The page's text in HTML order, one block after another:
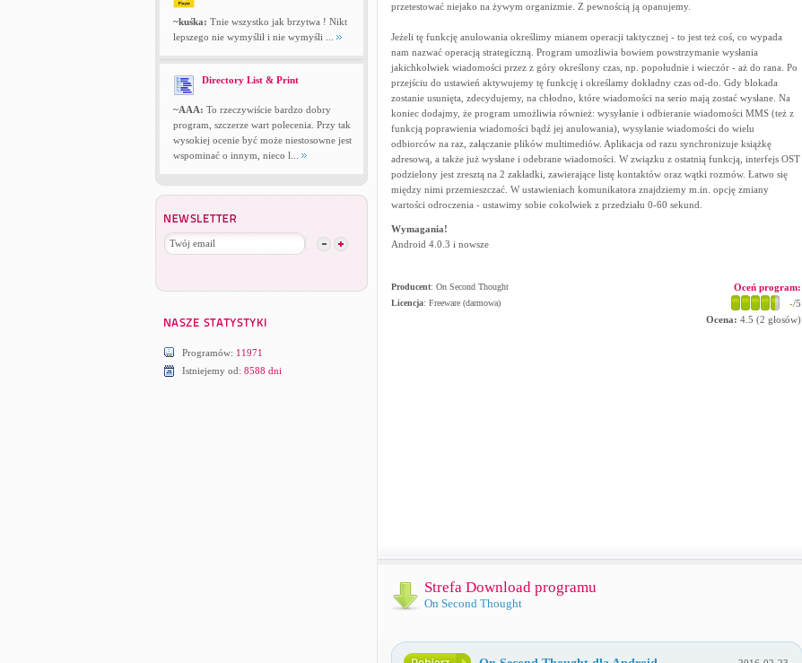
~kuśka: Tnie wszystko jak brzytwa ! Nikt
lepszego nie wymyślił i nie wymyśli ...
Directory List & Print
~AAA: To rzeczywiście bardzo dobry
program, szczerze wart polecenia. Przy tak
wysokiej ocenie być może niestosowne jest
wspominać o innym, nieco l...
Programów: 11971
Istniejemy od: 8588 dni
przetestować niejako na żywym organizmie. Z pewnością ją opanujemy.
Jeżeli tę funkcję anulowania określimy mianem operacji taktycznej - to jest też coś, co wypada
nam nazwać operacją strategiczną. Program umożliwia bowiem powstrzymanie wysłania
jakichkolwiek wiadomości przez z góry określony czas, np. popołudnie i wieczór - aż do rana. Po
przejściu do ustawień aktywujemy tę funkcję i określamy dokładny czas od-do. Gdy blokada
zostanie usunięta, zdecydujemy, na chłodno, które wiadomości na serio mają zostać wysłane. Na
koniec dodajmy, że program umożliwia również: wysyłanie i odbieranie wiadomości MMS (też z
funkcją poprawienia wiadomości bądź jej anulowania), wysyłanie wiadomości do wielu
odbiorców na raz, załączanie plików multimediów. Aplikacja od razu synchronizuje książkę
adresową, a także już wysłane i odebrane wiadomości. W związku z ostatnią funkcją, interfejs OST
podzielony jest zresztą na 2 zakładki, zawierające listę kontaktów oraz wątki rozmów. Łatwo się
między nimi przemieszczać. W ustawieniach komunikatora znajdziemy m.in. opcję zmiany
wartości odroczenia - ustawimy sobie cokolwiek z przedziału 0-60 sekund.
Wymagania!
Android 4.0.3 i nowsze
Producent: On Second Thought
Licencja: Freeware (darmowa)
Oceń program:
-/5
Ocena: 4.5 (2 głosów)
Strefa Download programu
On Second Thought